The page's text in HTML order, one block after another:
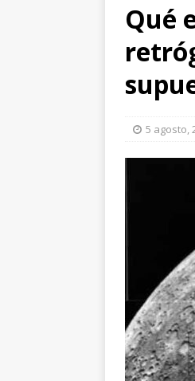
Qué
5 agosto,